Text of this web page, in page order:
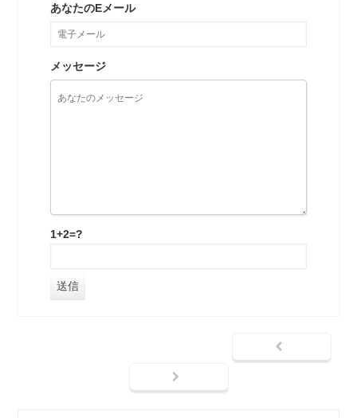
あなたのEメール
メッセージ
1+2=?